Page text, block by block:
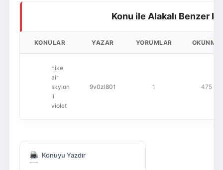
Konu ile Alakalı Benzer
KONULAR YAZAR YORUMLAR OKUNMA
nike
air
skylon
ii
violet
9v0zl801 1 475
Konuyu Yazdır